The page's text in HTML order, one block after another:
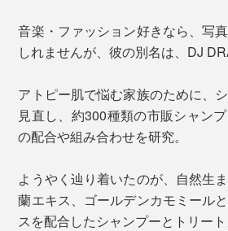
音楽・ファッション好きなら、写
しれませんが、彼の別名は、DJ
アトピー肌で悩む家族のために、
見直し、約300種類の市販シャン
の配合や組み合わせを研究。
ようやく辿り着いたのが、自然生
蘭エキス、ゴールデンカモミール
スを配合したシャンプーとトリート